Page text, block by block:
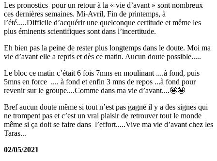
Les pronostics pour un retour à la « vie d’avant » sont nombreux
ces dernières semaines. Mi-Avril, Fin de printemps, à
l’été.....Difficile d’acquérir une quelconque certitude et même les
plus éminents scientifiques sont dans l’incertitude.
Eh bien pas la peine de rester plus longtemps dans le doute. Moi ma
vie d’avant elle a repris et dès ce matin. Aucun doute possible.....
Le bloc ce matin c’était 6 fois 7mns en moulinant ....à fond, puis
5mns en force .... à fond et enfin 3 mns de repos ...à fond pour
revenir sur le groupe....Comme dans ma vie d’avant....🤪🤪
Bref aucun doute même si tout n’est pas gagné il y a des signes qui
ne trompent pas et c’est un vrai plaisir de retrouver tout le monde
même si ça doit se faire dans l’effort.....Vive ma vie d’avant chez les
Taras...
02/05/2021